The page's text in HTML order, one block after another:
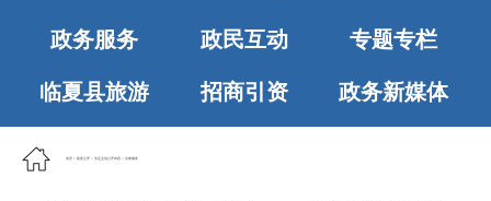
政务服务 政民互动 专题专栏
临夏县旅游 招商引资 政务新媒体
首页 政务公开 法定主动公开内容 法律服务